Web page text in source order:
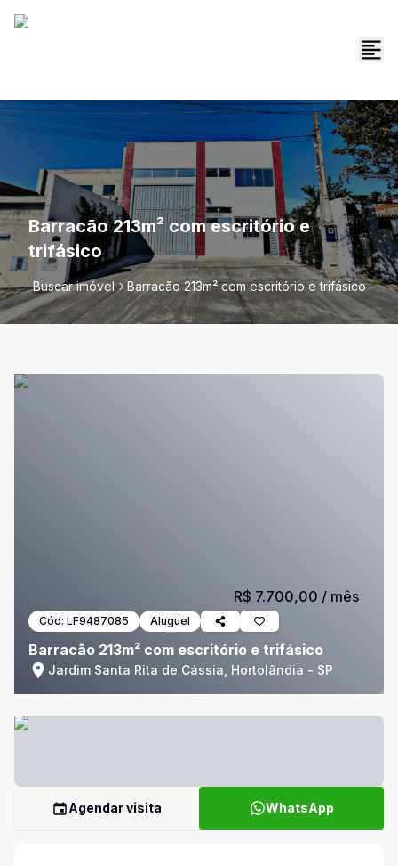
Barracão 213m² com escritório e
trifásico
Buscar imóvel Barracão 213m² com escritório e trifásico
Cód: LF9487085 Aluguel
Barracão 213m² com escritório e trifásico
Jardim Santa Rita de Cássia, Hortolândia - SP
R$ 7.700,00 / mês
Agendar visita WhatsApp